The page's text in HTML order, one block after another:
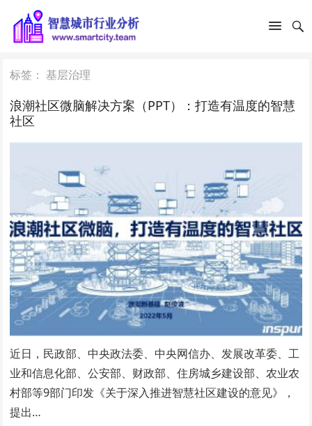
标签：基层治理
浪潮社区微脑解决方案（PPT）：打造有温度的智慧
社区
近日，民政部、中央政法委、中央网信办、发展改革委、工
业和信息化部、公安部、财政部、住房城乡建设部、农业农
村部等9部门印发《关于深入推进智慧社区建设的意见》，
提出…